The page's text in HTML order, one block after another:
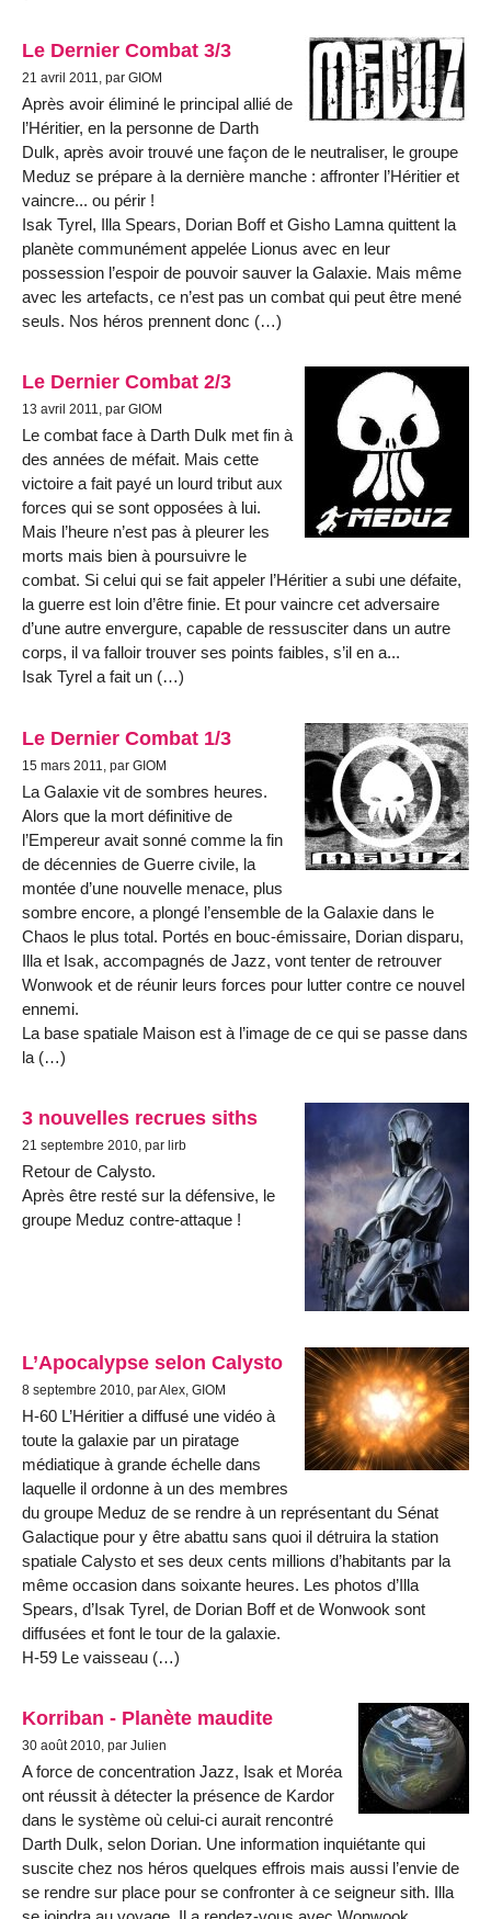
Le Dernier Combat 3/3
21 avril 2011, par GIOM
Après avoir éliminé le principal allié de
l’Héritier, en la personne de Darth
Dulk, après avoir trouvé une façon de le neutraliser, le groupe
Meduz se prépare à la dernière manche : affronter l’Héritier et
vaincre... ou périr !
Isak Tyrel, Illa Spears, Dorian Boff et Gisho Lamna quittent la
planète communément appelée Lionus avec en leur
possession l’espoir de pouvoir sauver la Galaxie. Mais même
avec les artefacts, ce n’est pas un combat qui peut être mené
seuls. Nos héros prennent donc (…)
Le Dernier Combat 2/3
13 avril 2011, par GIOM
Le combat face à Darth Dulk met fin à
des années de méfait. Mais cette
victoire a fait payé un lourd tribut aux
forces qui se sont opposées à lui.
Mais l’heure n’est pas à pleurer les
morts mais bien à poursuivre le
combat. Si celui qui se fait appeler l’Héritier a subi une défaite,
la guerre est loin d’être finie. Et pour vaincre cet adversaire
d’une autre envergure, capable de ressusciter dans un autre
corps, il va falloir trouver ses points faibles, s’il en a...
Isak Tyrel a fait un (…)
Le Dernier Combat 1/3
15 mars 2011, par GIOM
La Galaxie vit de sombres heures.
Alors que la mort définitive de
l’Empereur avait sonné comme la fin
de décennies de Guerre civile, la
montée d’une nouvelle menace, plus
sombre encore, a plongé l’ensemble de la Galaxie dans le
Chaos le plus total. Portés en bouc-émissaire, Dorian disparu,
Illa et Isak, accompagnés de Jazz, vont tenter de retrouver
Wonwook et de réunir leurs forces pour lutter contre ce nouvel
ennemi.
La base spatiale Maison est à l’image de ce qui se passe dans
la (…)
3 nouvelles recrues siths
21 septembre 2010, par lirb
Retour de Calysto.
Après être resté sur la défensive, le
groupe Meduz contre-attaque !
L’Apocalypse selon Calysto
8 septembre 2010, par Alex, GIOM
H-60 L’Héritier a diffusé une vidéo à
toute la galaxie par un piratage
médiatique à grande échelle dans
laquelle il ordonne à un des membres
du groupe Meduz de se rendre à un représentant du Sénat
Galactique pour y être abattu sans quoi il détruira la station
spatiale Calysto et ses deux cents millions d’habitants par la
même occasion dans soixante heures. Les photos d’Illa
Spears, d’Isak Tyrel, de Dorian Boff et de Wonwook sont
diffusées et font le tour de la galaxie.
H-59 Le vaisseau (…)
Korriban - Planète maudite
30 août 2010, par Julien
A force de concentration Jazz, Isak et Moréa
ont réussit à détecter la présence de Kardor
dans le système où celui-ci aurait rencontré
Darth Dulk, selon Dorian. Une information inquiétante qui
suscite chez nos héros quelques effrois mais aussi l’envie de
se rendre sur place pour se confronter à ce seigneur sith. Illa